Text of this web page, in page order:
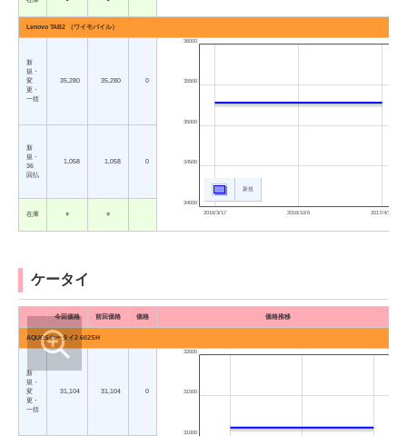
Lenovo TAB2 （ワイモバイル）
新
規・
変
更・
一括
35,280 35,280 0
2016/3/17 2016/10/6 2017/4/27
34000
34500
35000
35500
36000
新規
新
規・
36
回払
1,058 1,058 0
在庫 ○ ○
ケータイ
今回価格 前回価格 価格 価格推移
AQUOSケータイ2 602SH
新
規・
変
更・
一括
31,104 31,104 0
31000
31500
32000